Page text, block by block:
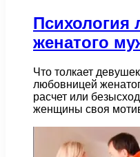
женатого
Что толкает
любовницей
расчет или
женщины своя